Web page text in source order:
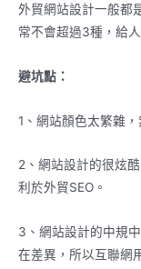
外貿網站設計一般都
常不會超過3種，給
避坑點：
1、網站顏色太繁雜
2、網站設計的很炫
利於外貿SEO。
3、網站設計的中規
在差異，所以互聯網